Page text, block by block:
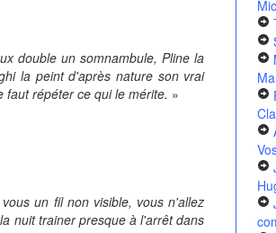
double un somnambule, Pline la
la peint d'après nature son vrai
répéter ce qui le mérite. »
un fil non visible, vous n'allez
nuit trainer presque à l'arrêt dans